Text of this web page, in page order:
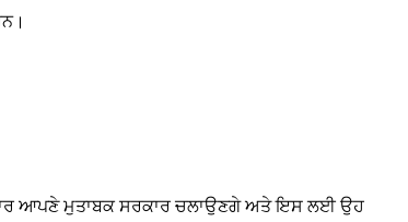
ਆਪਣੇ ਮੁਤਾਬਕ ਸਰਕਾਰ ਚਲਾਉਣਗੇ ਅਤੇ ਇਸ ਲਈ ਉਹ